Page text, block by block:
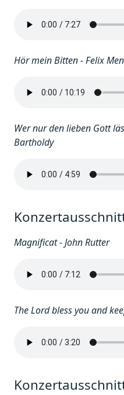
Hör mein Bitten - Felix
Wer nur den lieben Gott
Bartholdy
Magnificat - John Rutter
The Lord bless you and